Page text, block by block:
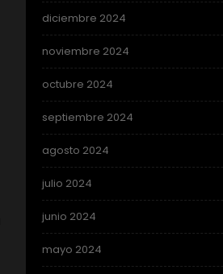
diciembre 2024
noviembre 2024
octubre 2024
septiembre 2024
agosto 2024
julio 2024
junio 2024
mayo 2024